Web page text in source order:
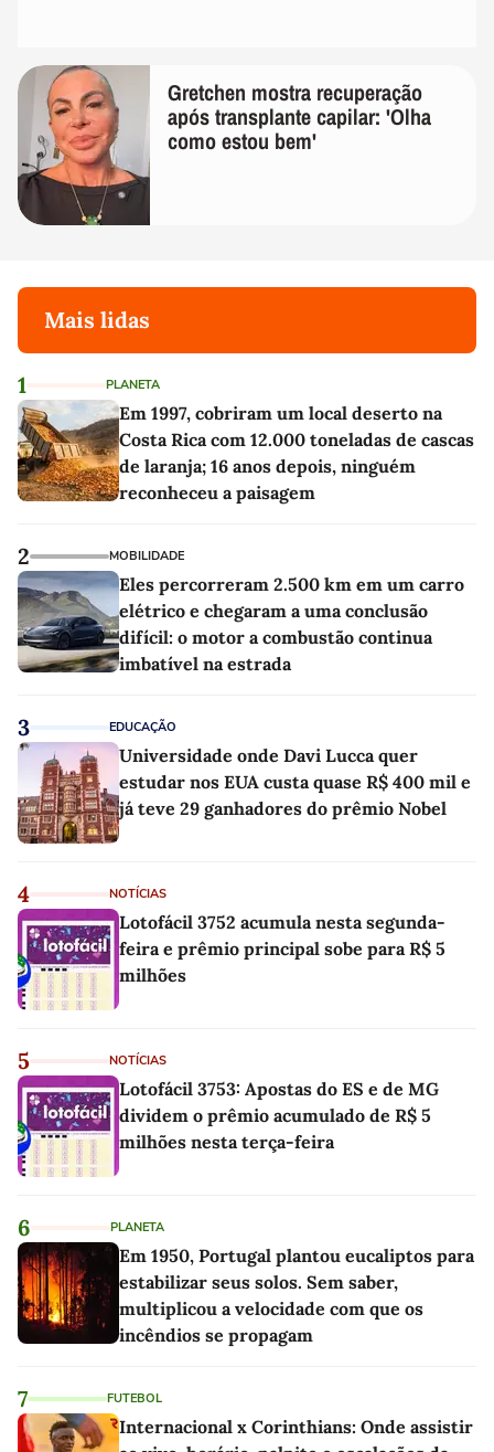
Gretchen mostra recuperação
após transplante capilar: 'Olha
como estou bem'
Mais lidas
1 PLANETA
Em 1997, cobriram um local deserto na
Costa Rica com 12.000 toneladas de cascas
de laranja; 16 anos depois, ninguém
reconheceu a paisagem
2 MOBILIDADE
Eles percorreram 2.500 km em um carro
elétrico e chegaram a uma conclusão
difícil: o motor a combustão continua
imbatível na estrada
3 EDUCAÇÃO
Universidade onde Davi Lucca quer
estudar nos EUA custa quase R$ 400 mil e
já teve 29 ganhadores do prêmio Nobel
4 NOTÍCIAS
Lotofácil 3752 acumula nesta segunda-
feira e prêmio principal sobe para R$ 5
milhões
5 NOTÍCIAS
Lotofácil 3753: Apostas do ES e de MG
dividem o prêmio acumulado de R$ 5
milhões nesta terça-feira
6 PLANETA
Em 1950, Portugal plantou eucaliptos para
estabilizar seus solos. Sem saber,
multiplicou a velocidade com que os
incêndios se propagam
7 FUTEBOL
Internacional x Corinthians: Onde assistir